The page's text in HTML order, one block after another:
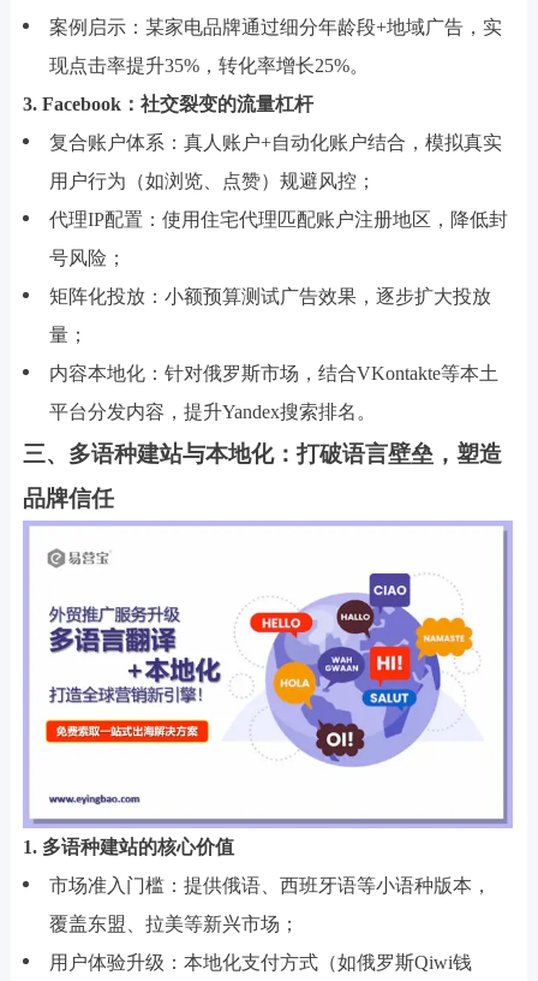
案例启示：某家电品牌通过细分年龄段+地域广告，实
现点击率提升35%，转化率增长25%。
3. Facebook：社交裂变的流量杠杆
复合账户体系：真人账户+自动化账户结合，模拟真实
用户行为（如浏览、点赞）规避风控；
代理IP配置：使用住宅代理匹配账户注册地区，降低封
号风险；
矩阵化投放：小额预算测试广告效果，逐步扩大投放
量；
内容本地化：针对俄罗斯市场，结合VKontakte等本土
平台分发内容，提升Yandex搜索排名。
三、多语种建站与本地化：打破语言壁垒，塑造
品牌信任
1. 多语种建站的核心价值
市场准入门槛：提供俄语、西班牙语等小语种版本，
覆盖东盟、拉美等新兴市场；
用户体验升级：本地化支付方式（如俄罗斯Qiwi钱